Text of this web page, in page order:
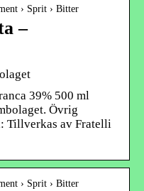
› Sprit › Bitter
–
39% 500 ml
Övrig
Tillverkas av Fratelli
› Sprit › Bitter